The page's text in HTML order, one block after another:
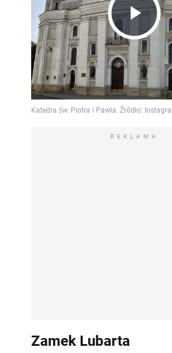
Play
Video
REKLAMA
Zamek Lubarta